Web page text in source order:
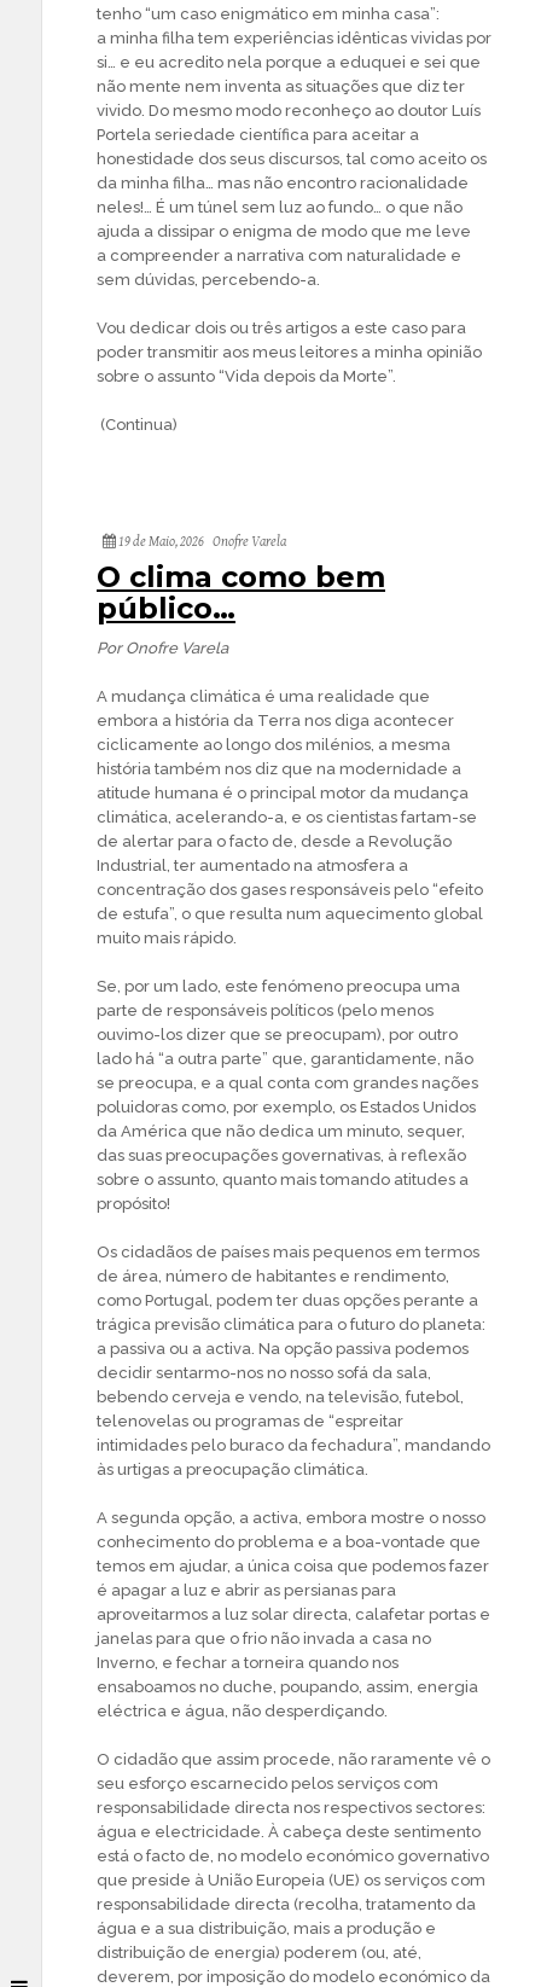
tenho “um caso enigmático em minha casa”:
a minha filha tem experiências idênticas vividas por
si… e eu acredito nela porque a eduquei e sei que
não mente nem inventa as situações que diz ter
vivido. Do mesmo modo reconheço ao doutor Luís
Portela seriedade científica para aceitar a
honestidade dos seus discursos, tal como aceito os
da minha filha… mas não encontro racionalidade
neles!… É um túnel sem luz ao fundo… o que não
ajuda a dissipar o enigma de modo que me leve
a compreender a narrativa com naturalidade e
sem dúvidas, percebendo-a.
Vou dedicar dois ou três artigos a este caso para
poder transmitir aos meus leitores a minha opinião
sobre o assunto “Vida depois da Morte”.
(Continua)
19 de Maio, 2026 Onofre Varela
O clima como bem
público…
Por Onofre Varela
A mudança climática é uma realidade que
embora a história da Terra nos diga acontecer
ciclicamente ao longo dos milénios, a mesma
história também nos diz que na modernidade a
atitude humana é o principal motor da mudança
climática, acelerando-a, e os cientistas fartam-se
de alertar para o facto de, desde a Revolução
Industrial, ter aumentado na atmosfera a
concentração dos gases responsáveis pelo “efeito
de estufa”, o que resulta num aquecimento global
muito mais rápido.
Se, por um lado, este fenómeno preocupa uma
parte de responsáveis políticos (pelo menos
ouvimo-los dizer que se preocupam), por outro
lado há “a outra parte” que, garantidamente, não
se preocupa, e a qual conta com grandes nações
poluidoras como, por exemplo, os Estados Unidos
da América que não dedica um minuto, sequer,
das suas preocupações governativas, à reflexão
sobre o assunto, quanto mais tomando atitudes a
propósito!
Os cidadãos de países mais pequenos em termos
de área, número de habitantes e rendimento,
como Portugal, podem ter duas opções perante a
trágica previsão climática para o futuro do planeta:
a passiva ou a activa. Na opção passiva podemos
decidir sentarmo-nos no nosso sofá da sala,
bebendo cerveja e vendo, na televisão, futebol,
telenovelas ou programas de “espreitar
intimidades pelo buraco da fechadura”, mandando
às urtigas a preocupação climática.
A segunda opção, a activa, embora mostre o nosso
conhecimento do problema e a boa-vontade que
temos em ajudar, a única coisa que podemos fazer
é apagar a luz e abrir as persianas para
aproveitarmos a luz solar directa, calafetar portas e
janelas para que o frio não invada a casa no
Inverno, e fechar a torneira quando nos
ensaboamos no duche, poupando, assim, energia
eléctrica e água, não desperdiçando.
O cidadão que assim procede, não raramente vê o
seu esforço escarnecido pelos serviços com
responsabilidade directa nos respectivos sectores:
água e electricidade. À cabeça deste sentimento
está o facto de, no modelo económico governativo
que preside à União Europeia (UE) os serviços com
responsabilidade directa (recolha, tratamento da
água e a sua distribuição, mais a produção e
distribuição de energia) poderem (ou, até,
deverem, por imposição do modelo económico da